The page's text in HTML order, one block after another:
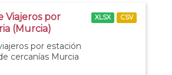
Viajeros por
(Murcia)
por estación
cercanías Murcia
XLSX CSV